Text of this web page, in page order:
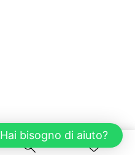
Hai bisogno di aiuto?